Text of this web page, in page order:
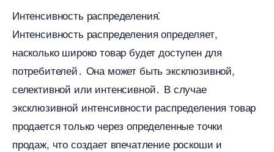
Интенсивность распределения⁚
Интенсивность распределения определяет,
насколько широко товар будет доступен для
потребителей․ Она может быть эксклюзивной,
селективной или интенсивной․ В случае
эксклюзивной интенсивности распределения товар
продается только через определенные точки
продаж, что создает впечатление роскоши и